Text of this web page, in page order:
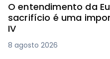
O entendimento da
sacrifício é uma
IV
8 agosto 2026